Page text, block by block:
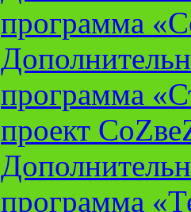
программа
программа
проект
программа